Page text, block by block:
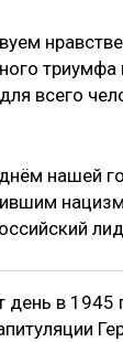
всего
нашей
в